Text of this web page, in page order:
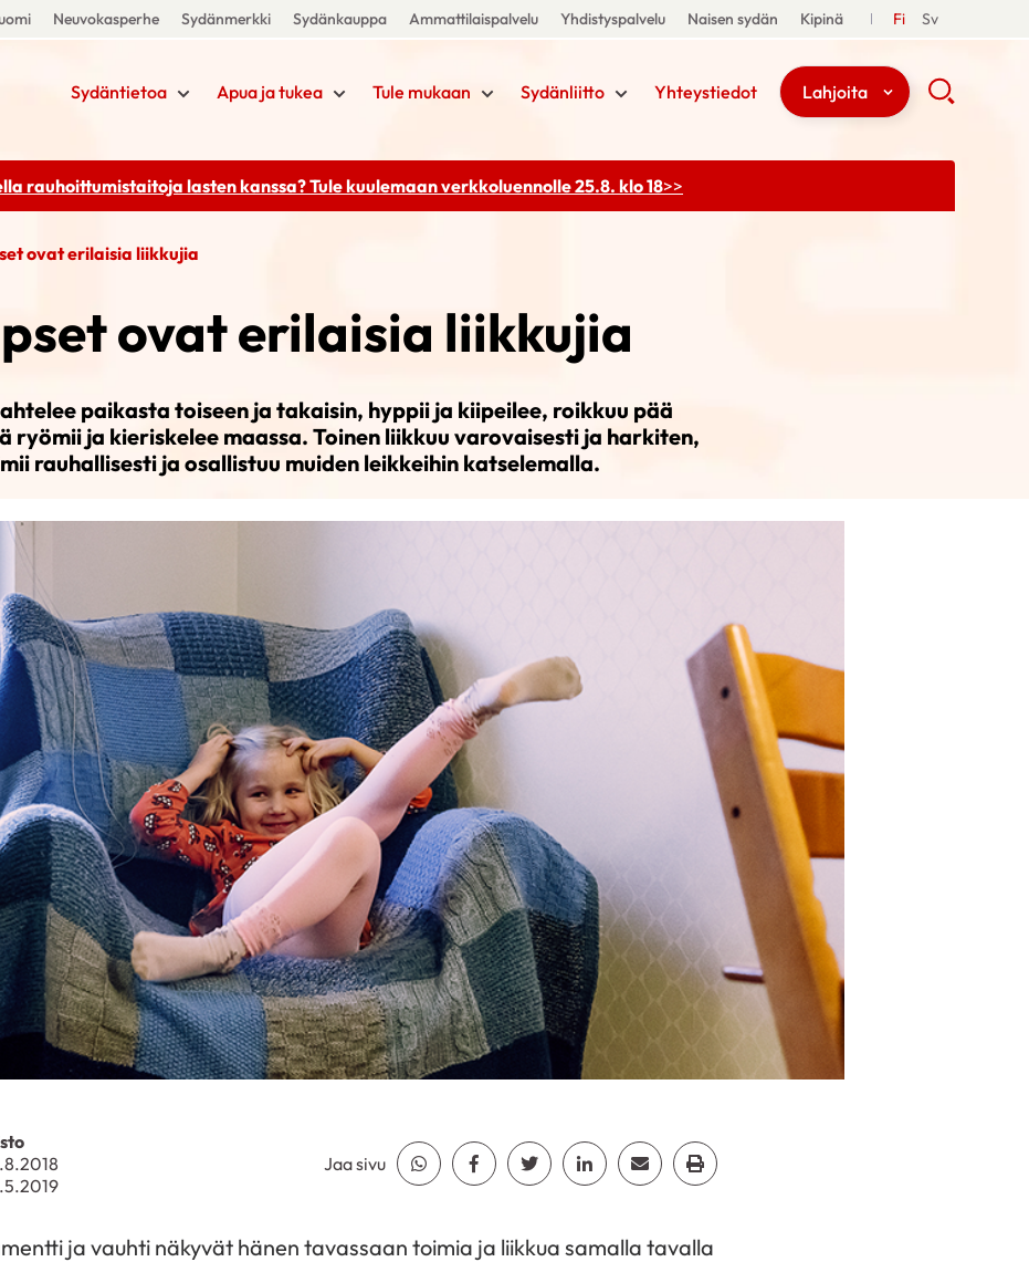
Neuvokasperhe Sydänmerkki Sydänkauppa Ammattilaispalvelu Yhdistyspalvelu Naisen sydän Kipinä Fi Sv
Sydäntietoa Apua ja tukea Tule mukaan Sydänliitto Yhteystiedot Lahjoita
rauhoittumistaitoja lasten kanssa? Tule kuulemaanverkkoluennolle 25.8. klo 18>>
ovat erilaisia liikkujia
ovat erilaisia liikkujia
paikasta toiseen ja takaisin, hyppii ja kiipeilee, roikkuu pää
ryömii ja kieriskelee maassa. Toinen liikkuu varovaisesti ja harkiten,
rauhallisesti ja osallistuu muiden leikkeihin katselemalla.
Jaa sivu Jaa Whatsapp
Jaa Facebook
Jaa TwitterJaa LinkedinJaa EmailJaa Print
ja vauhti näkyvät hänen tavassaan toimia ja liikkua samalla tavalla